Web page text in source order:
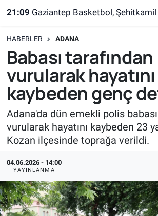
21:09 Gaziantep Basketbol, Şehitkamil
HABERLER ADANA
Babası tarafından
vurularak hayatını
kaybeden genç
Adana'da dün emekli polis
vurularak hayatını kaybeden 23
Kozan ilçesinde toprağa verildi.
04.06.2026 - 14:00
YAYINLANMA
Süper Lig Puan Durumu ve Fikstür
Tüm Manşetler
Son Dakika Haberleri
Haber Arşivi